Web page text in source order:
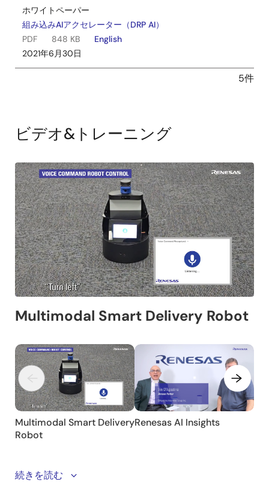
ホワイトペーパー
組み込みAIアクセレーター（DRP AI）
PDF
848 KB
English
2021年6月30日
5件
ビデオ&トレーニング
This video introduces Renesas' Smart Delivery Robot,
続きを読む